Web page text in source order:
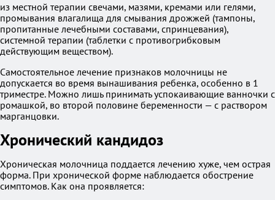
из местной терапии свечами, мазями, кремами или гелями,
промывания влагалища для смывания дрожжей (тампоны,
пропитанные лечебными составами, спринцевания),
системной терапии (таблетки с противогрибковым
действующим веществом).
Самостоятельное лечение признаков молочницы не
допускается во время вынашивания ребенка, особенно в 1
триместре. Можно лишь принимать успокаивающие ванночки с
ромашкой, во второй половине беременности — с раствором
марганцовки.
Хронический кандидоз
Хроническая молочница поддается лечению хуже, чем острая
форма. При хронической форме наблюдается обострение
симптомов. Как она проявляется: